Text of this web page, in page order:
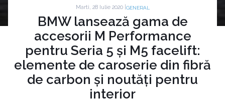
Marti, 28 Iulie 2020 | GENERAL
BMW lansează gama de
accesorii M Performance
pentru Seria 5 și M5 facelift:
elemente de caroserie din fibră
de carbon și noutăți pentru
interior